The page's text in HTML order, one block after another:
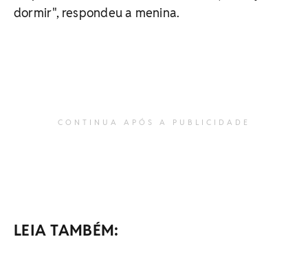
dormir", respondeu a menina.
CONTINUA APÓS A PUBLICIDADE
LEIA TAMBÉM: